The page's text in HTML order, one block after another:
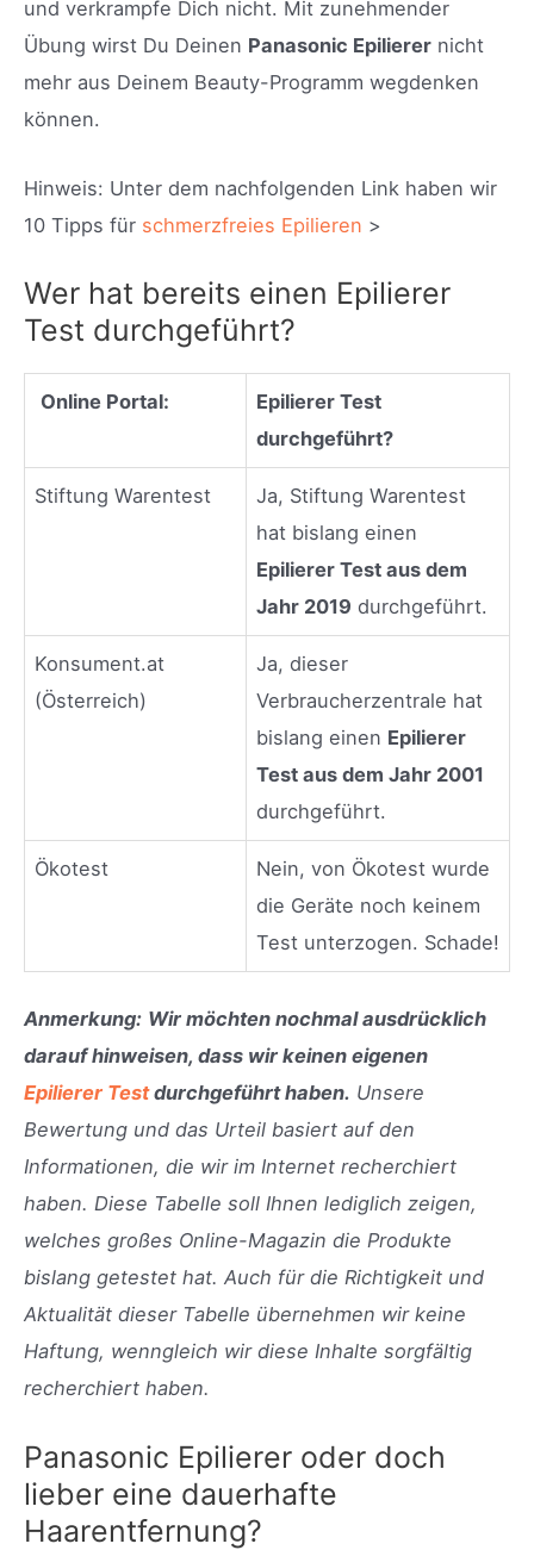
und verkrampfe Dich nicht. Mit zunehmender
Übung wirst Du Deinen Panasonic Epilierer nicht
mehr aus Deinem Beauty-Programm wegdenken
können.
Hinweis: Unter dem nachfolgenden Link haben wir
10 Tipps für schmerzfreies Epilieren >
Wer hat bereits einen Epilierer
Test durchgeführt?
Online Portal:
Epilierer Test
durchgeführt?
Stiftung Warentest
Ja, Stiftung Warentest
hat bislang einen
Epilierer Test aus dem
Jahr 2019 durchgeführt.
Konsument.at
(Österreich)
Ja, dieser
Verbraucherzentrale hat
bislang einen Epilierer
Test aus dem Jahr 2001
durchgeführt.
Ökotest
Nein, von Ökotest wurde
die Geräte noch keinem
Test unterzogen. Schade!
Anmerkung: Wir möchten nochmal ausdrücklich
darauf hinweisen, dass wir keinen eigenen
Epilierer Testdurchgeführt haben. Unsere
Bewertung und das Urteil basiert auf den
Informationen, die wir im Internet recherchiert
haben. Diese Tabelle soll Ihnen lediglich zeigen,
welches großes Online-Magazin die Produkte
bislang getestet hat. Auch für die Richtigkeit und
Aktualität dieser Tabelle übernehmen wir keine
Haftung, wenngleich wir diese Inhalte sorgfältig
recherchiert haben.
Panasonic Epilierer oder doch
lieber eine dauerhafte
Haarentfernung?